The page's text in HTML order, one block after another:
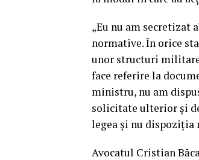
„Eu nu am secretizat
normative. În orice
unor structuri militare
face referire la
ministru, nu am
solicitate ulterior şi
legea şi nu dispoziţia
Avocatul Cristian